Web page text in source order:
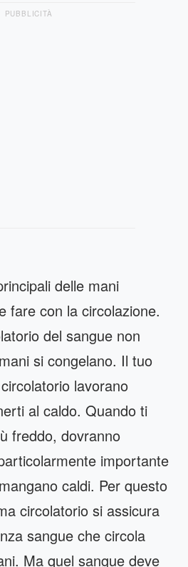
PUBBLICITÀ
delle mani
fare con la circolazione.
del sangue non
si congelano. Il tuo
lavorano
al caldo. Quando ti
freddo, dovranno
importante
caldi. Per questo
circolatorio si assicura
sangue che circola
Ma quel sangue deve